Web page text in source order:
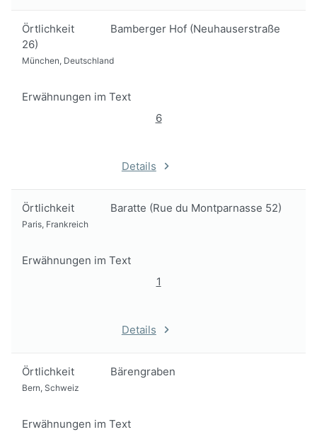
Örtlichkeit
Bamberger Hof (Neuhauserstraße
26)
München, Deutschland
Erwähnungen im Text
6
Details
Örtlichkeit Baratte (Rue du Montparnasse 52)
Paris, Frankreich
Erwähnungen im Text
1
Details
Örtlichkeit Bärengraben
Bern, Schweiz
Erwähnungen im Text